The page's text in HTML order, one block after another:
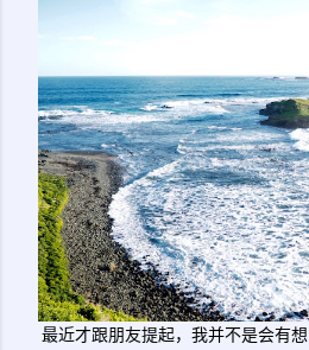
最近才跟朋友提起，我并不是会有